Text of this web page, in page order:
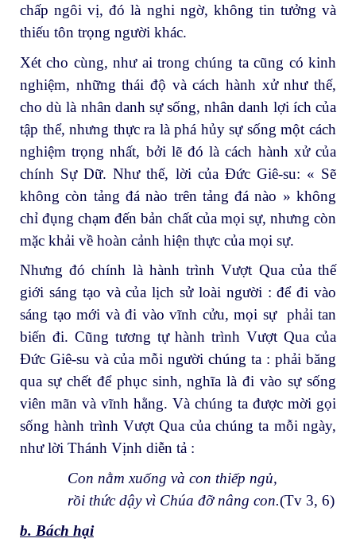
chấp ngôi vị, đó là nghi ngờ, không tin tưởng và
thiếu tôn trọng người khác.
Xét cho cùng, như ai trong chúng ta cũng có kinh
nghiệm, những thái độ và cách hành xử như thế,
cho dù là nhân danh sự sống, nhân danh lợi ích của
tập thể, nhưng thực ra là phá hủy sự sống một cách
nghiệm trọng nhất, bởi lẽ đó là cách hành xử của
chính Sự Dữ. Như thế, lời của Đức Giê-su: « Sẽ
không còn tảng đá nào trên tảng đá nào » không
chỉ đụng chạm đến bản chất của mọi sự, nhưng còn
mặc khải về hoàn cảnh hiện thực của mọi sự.
Nhưng đó chính là hành trình Vượt Qua của thế
giới sáng tạo và của lịch sử loài người : để đi vào
sáng tạo mới và đi vào vĩnh cửu, mọi sự phải tan
biến đi. Cũng tương tự hành trình Vượt Qua của
Đức Giê-su và của mỗi người chúng ta : phải băng
qua sự chết để phục sinh, nghĩa là đi vào sự sống
viên mãn và vĩnh hằng. Và chúng ta được mời gọi
sống hành trình Vượt Qua của chúng ta mỗi ngày,
như lời Thánh Vịnh diễn tả :
Con nằm xuống và con thiếp ngủ,
rồi thức dậy vì Chúa đỡ nâng con.(Tv 3, 6)
b. Bách hại